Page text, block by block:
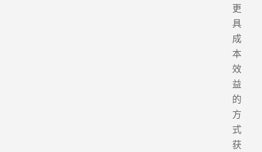
更
具
成
本
效
益
的
方
式
获